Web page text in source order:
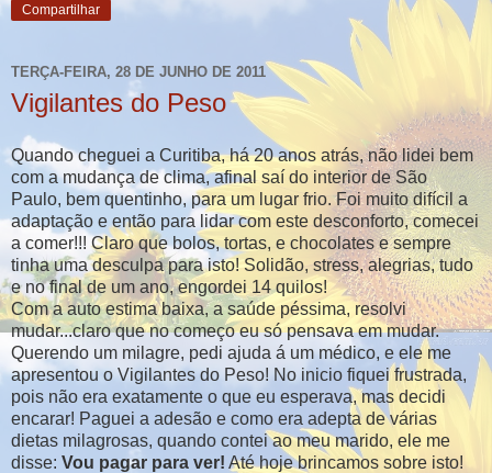
Compartilhar
TERÇA-FEIRA, 28 DE JUNHO DE 2011
Vigilantes do Peso
Quando cheguei a Curitiba, há 20 anos atrás, não lidei bem
com a mudança de clima, afinal saí do interior de São
Paulo, bem quentinho, para um lugar frio. Foi muito difícil a
adaptação e então para lidar com este desconforto, comecei
a comer!!! Claro que bolos, tortas, e chocolates e sempre
tinha uma desculpa para isto! Solidão, stress, alegrias, tudo
e no final de um ano, engordei 14 quilos!
Com a auto estima baixa, a saúde péssima, resolvi
mudar...claro que no começo eu só pensava em mudar.
Querendo um milagre, pedi ajuda á um médico, e ele me
apresentou o Vigilantes do Peso! No inicio fiquei frustrada,
pois não era exatamente o que eu esperava, mas decidi
encarar! Paguei a adesão e como era adepta de várias
dietas milagrosas, quando contei ao meu marido, ele me
disse: Vou pagar para ver! Até hoje brincamos sobre isto!